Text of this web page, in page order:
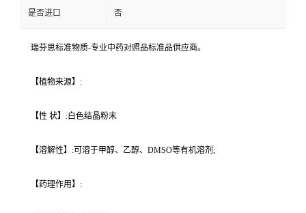
是否进口 否
瑞芬思标准物质-专业中药对照品标准品供应商。
【植物来源】:
【性 状】:白色结晶粉末
【溶解性】:可溶于甲醇、乙醇、DMSO等有机溶剂;
【药理作用】: